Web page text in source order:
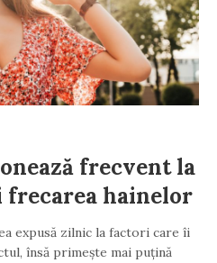
frecvent la
frecarea hainelor
expusă zilnic la factori care îi
însă primește mai puțină